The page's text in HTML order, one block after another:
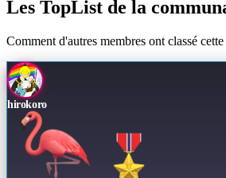
Les TopList de la
Comment d'autres membres ont classé
hirokoro